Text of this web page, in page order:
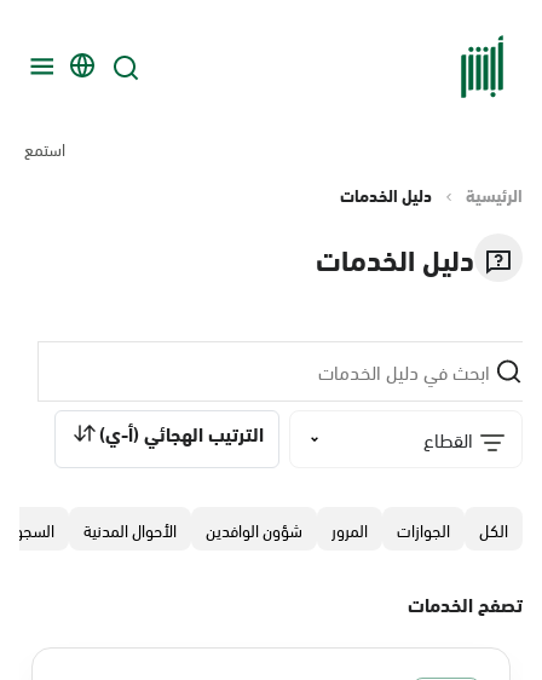
استمع
الرئيسية دليل الخدمات
دليل الخدمات
القطاع الترتيب الهجائي (أ-ي)
الكل الجوازات المرور ‏شؤون الوافدين الأحوال المدنية السجون
تصفح الخدمات